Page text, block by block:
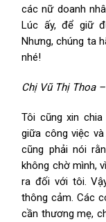
các nữ doanh
Lúc ấy, để giữ
Nhưng, chúng ta
nhé!
Chị Vũ Thị Thoa
Tôi cũng xin
giữa công việc
cũng phải nói
không chờ mình,
ra đối với tôi.
thông cảm. Các
cần thương mẹ,